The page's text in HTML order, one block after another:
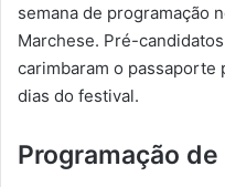
semana de programação
Marchese. Pré-
carimbaram o passaporte
dias do festival.
Programação